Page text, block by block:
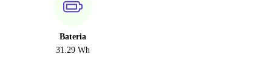
Bateria
31.29 Wh